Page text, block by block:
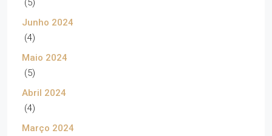
(5)
Junho 2024
(4)
Maio 2024
(5)
Abril 2024
(4)
Março 2024